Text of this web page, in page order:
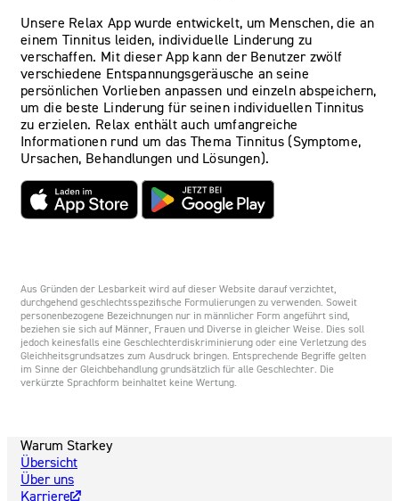
Aus Gründen der Lesbarkeit wird auf dieser Website darauf verzichtet,
durchgehend geschlechtsspezifische Formulierungen zu verwenden. Soweit
personenbezogene Bezeichnungen nur in männlicher Form angeführt sind,
beziehen sie sich auf Männer, Frauen und Diverse in gleicher Weise. Dies soll
jedoch keinesfalls eine Geschlechterdiskriminierung oder eine Verletzung des
Gleichheitsgrundsatzes zum Ausdruck bringen. Entsprechende Begriffe gelten
im Sinne der Gleichbehandlung grundsätzlich für alle Geschlechter. Die
verkürzte Sprachform beinhaltet keine Wertung.
Unsere Relax App wurde entwickelt, um Menschen, die an
einem Tinnitus leiden, individuelle Linderung zu
verschaffen. Mit dieser App kann der Benutzer zwölf
verschiedene Entspannungsgeräusche an seine
persönlichen Vorlieben anpassen und einzeln abspeichern,
um die beste Linderung für seinen individuellen Tinnitus
zu erzielen. Relax enthält auch umfangreiche
Informationen rund um das Thema Tinnitus (Symptome,
Ursachen, Behandlungen und Lösungen).
Warum Starkey
Übersicht
Über uns
Karriere